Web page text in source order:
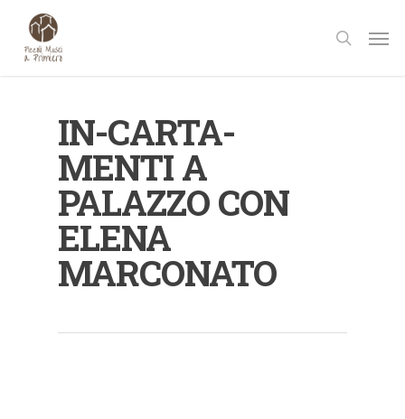
main
search
IN-CARTA-
MENTI A
PALAZZO CON
ELENA
MARCONATO